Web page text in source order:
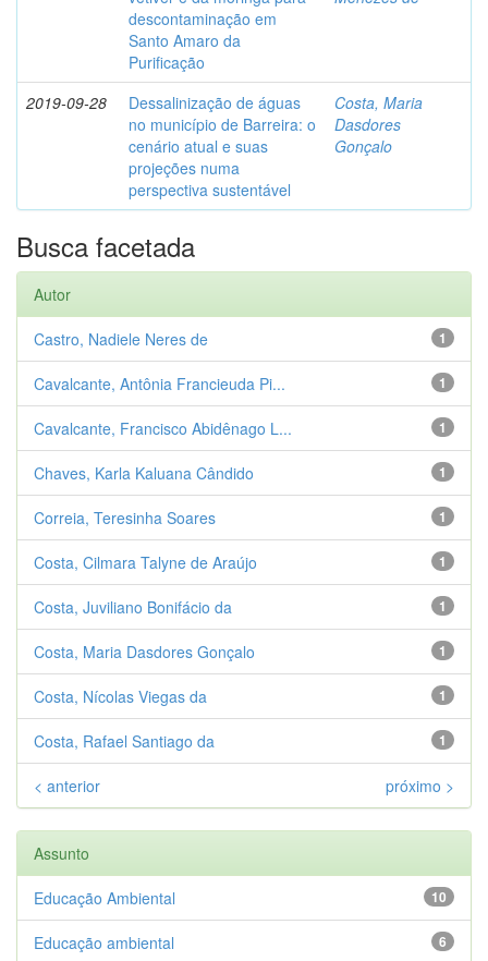
descontaminação em
Santo Amaro da
Purificação
2019-09-28
Dessalinização de águas
no município de Barreira: o
cenário atual e suas
projeções numa
perspectiva sustentável
Costa, Maria
Dasdores
Gonçalo
Busca facetada
Autor
1
Castro, Nadiele Neres de
1
Cavalcante, Antônia Francieuda Pi...
1
Cavalcante, Francisco Abidênago L...
1
Chaves, Karla Kaluana Cândido
1
Correia, Teresinha Soares
1
Costa, Cilmara Talyne de Araújo
1
Costa, Juviliano Bonifácio da
1
Costa, Maria Dasdores Gonçalo
1
Costa, Nícolas Viegas da
1
Costa, Rafael Santiago da
< anterior próximo >
Assunto
10
Educação Ambiental
6
Educação ambiental